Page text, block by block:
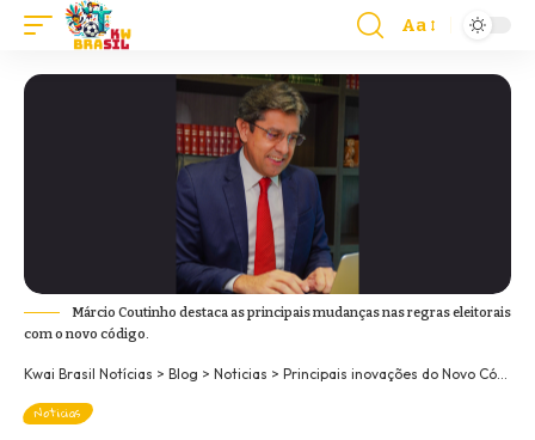
Aa
Márcio Coutinho destaca as principais mudanças nas regras eleitorais
com o novo código.
Kwai Brasil Notícias > Blog > Noticias > Principais inovações do Novo Código Eleitoral: o que muda nas eleições brasileiras
Noticias